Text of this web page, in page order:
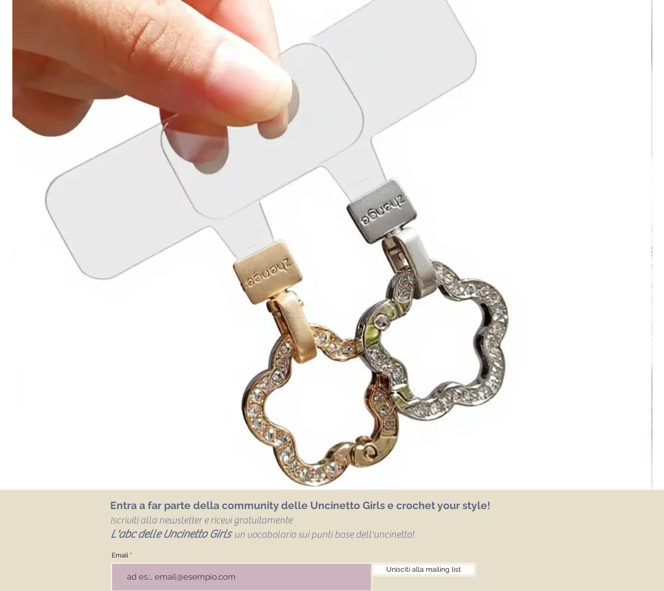
Entra a far parte della community delle Uncinetto Girls e crochet your style!
Iscriviti alla newsletter e ricevi gratuitamente
L'abc delle Uncinetto Girls un vocabolario sui punti base dell'uncinetto!
Email
Unisciti alla mailing list